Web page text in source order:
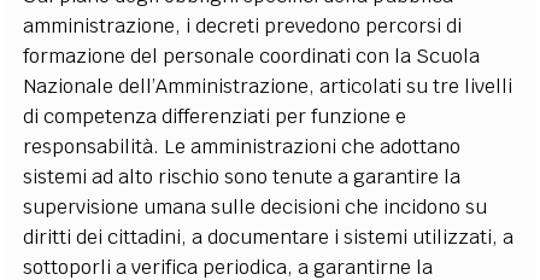
amministrazione, i decreti prevedono percorsi di
formazione del personale coordinati con la Scuola
Nazionale dell’Amministrazione, articolati su tre livelli
di competenza differenziati per funzione e
responsabilità. Le amministrazioni che adottano
sistemi ad alto rischio sono tenute a garantire la
supervisione umana sulle decisioni che incidono su
diritti dei cittadini, a documentare i sistemi utilizzati, a
sottoporli a verifica periodica, a garantirne la